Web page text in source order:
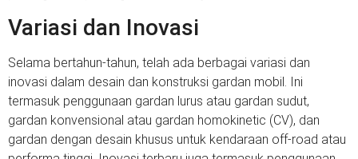
Variasi dan Inovasi
Selama bertahun-tahun, telah ada berbagai variasi dan
inovasi dalam desain dan konstruksi gardan mobil. Ini
termasuk penggunaan gardan lurus atau gardan sudut,
gardan konvensional atau gardan homokinetic (CV), dan
gardan dengan desain khusus untuk kendaraan off-road atau